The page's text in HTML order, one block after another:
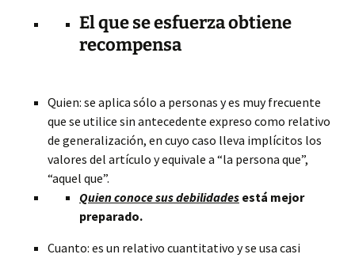
El que se esfuerza obtiene
recompensa
Quien: se aplica sólo a personas y es muy frecuente
que se utilice sin antecedente expreso como relativo
de generalización, en cuyo caso lleva implícitos los
valores del artículo y equivale a “la persona que”,
“aquel que”.
Quien conoce sus debilidades está mejor
preparado.
Cuanto: es un relativo cuantitativo y se usa casi